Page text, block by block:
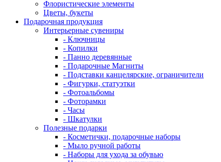
Флористические элементы
Цветы, букеты
Подарочная продукция
Интерьерные сувениры
- Ключницы
- Копилки
- Панно деревянные
- Подарочные Магниты
- Подставки канцелярские, ограничители
- Фигурки, статуэтки
- Фотоальбомы
- Фоторамки
- Часы
- Шкатулки
Полезные подарки
- Косметички, подарочные наборы
- Мыло ручной работы
- Наборы для ухода за обувью